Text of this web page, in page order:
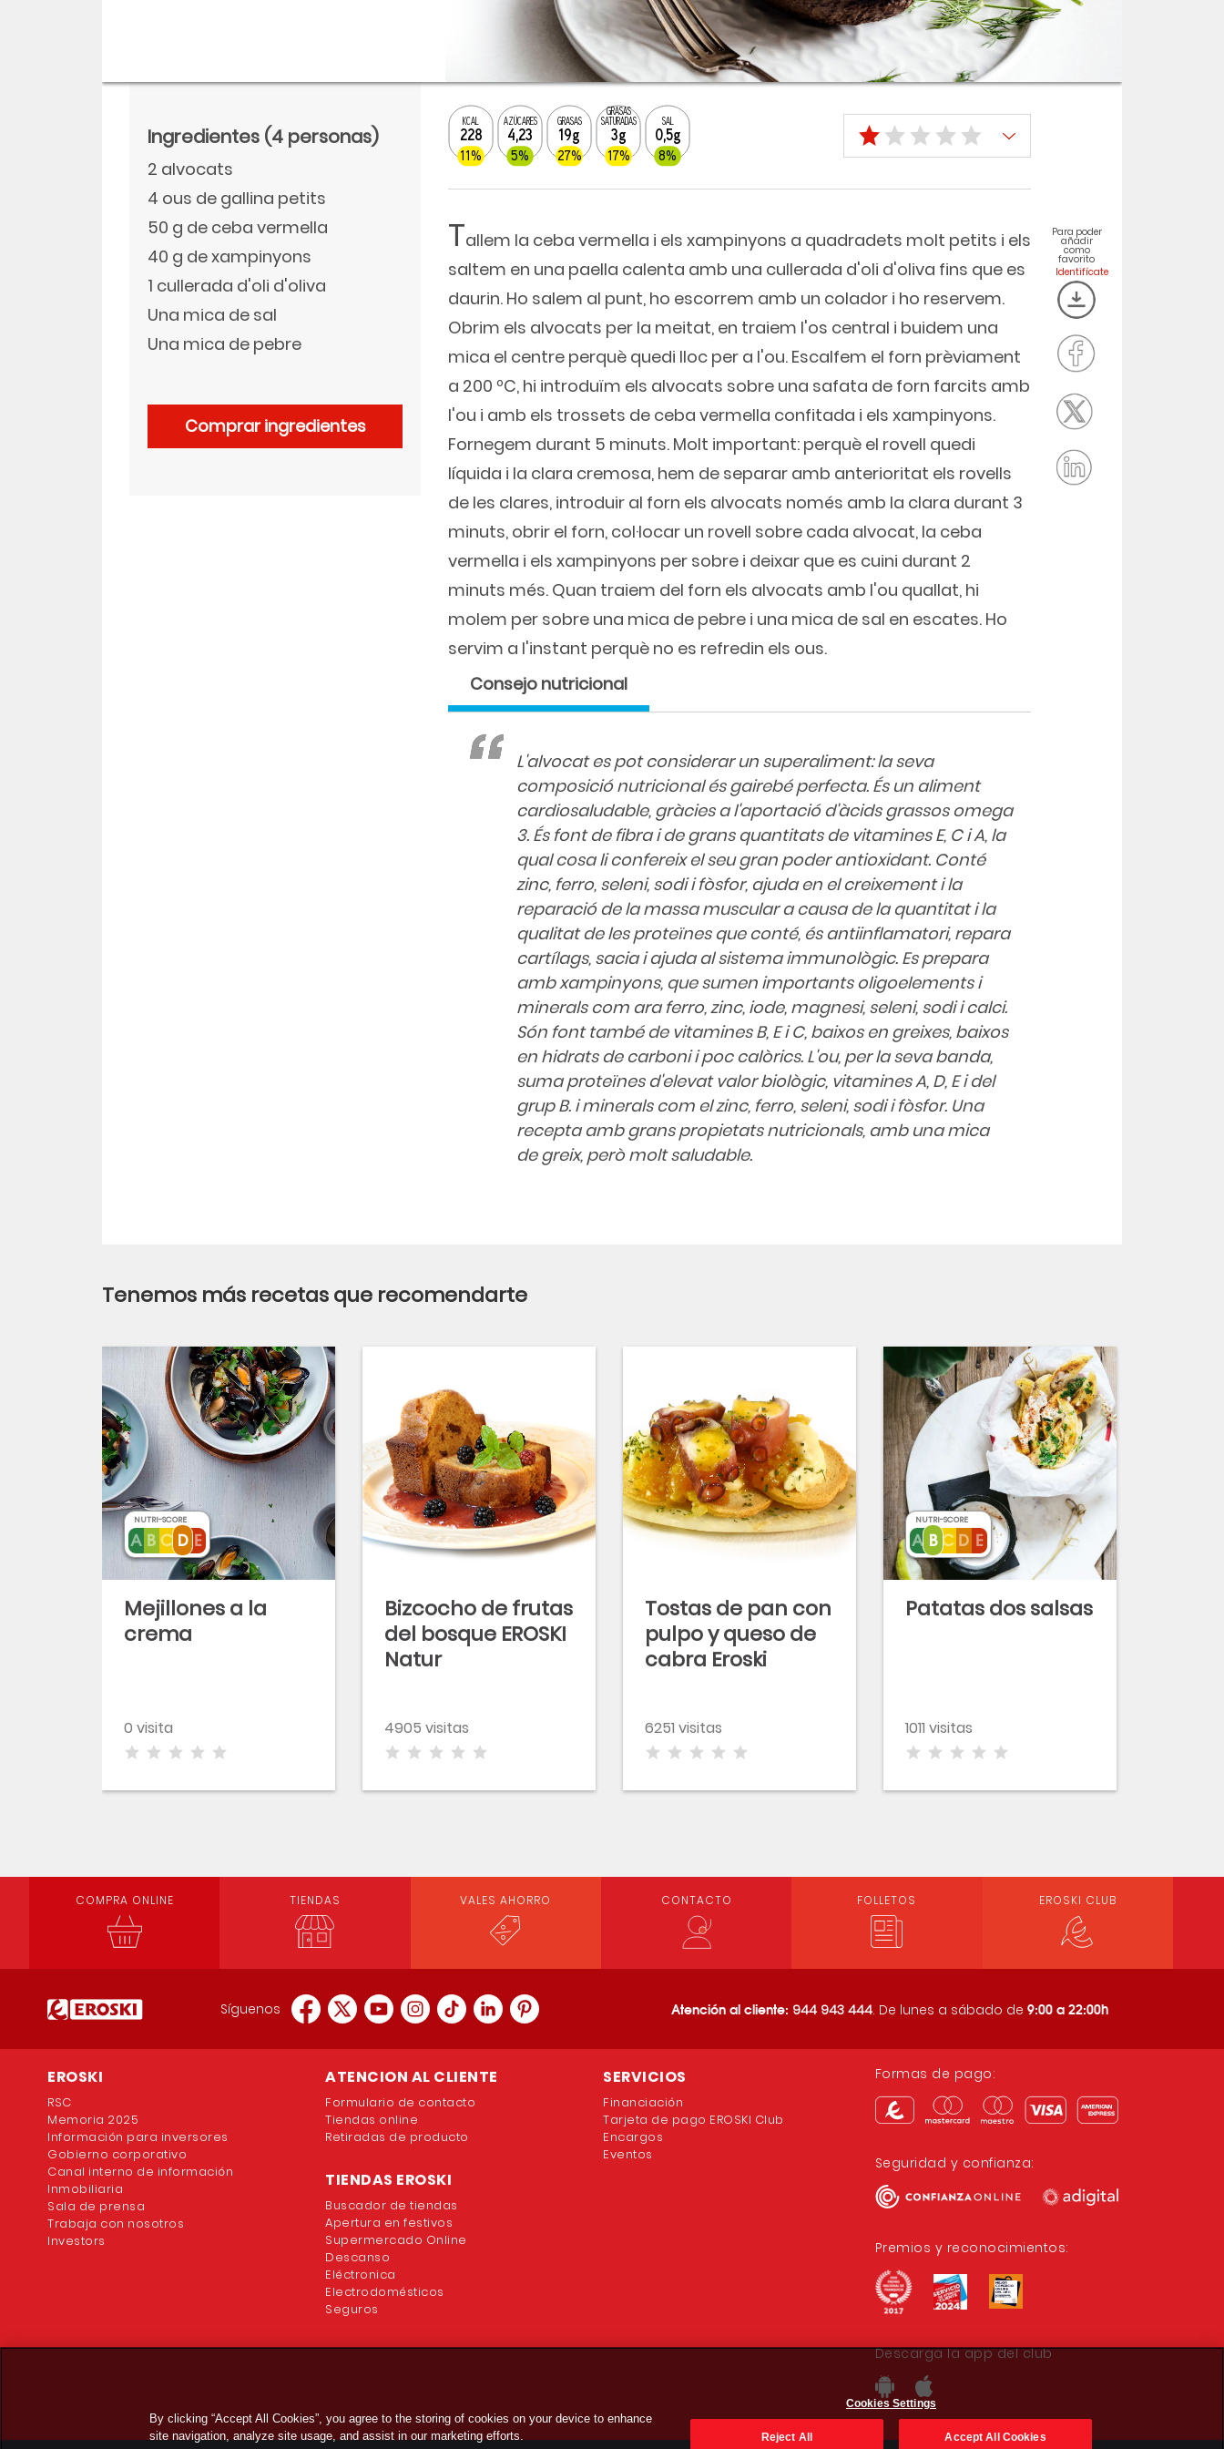
KCAL
228
11%
AZÚCARES
4,23
5%
GRASAS
19g
27%
GRASAS
SATURADAS
3g
17%
SAL
0,5g
8%
Tallem la ceba vermella i els xampinyons a quadradets molt petits i els
saltem en una paella calenta amb una cullerada d'oli d'oliva fins que es
daurin. Ho salem al punt, ho escorrem amb un colador i ho reservem.
Obrim els alvocats per la meitat, en traiem l'os central i buidem una
mica el centre perquè quedi lloc per a l'ou. Escalfem el forn prèviament
a 200 ºC, hi introduïm els alvocats sobre una safata de forn farcits amb
l'ou i amb els trossets de ceba vermella confitada i els xampinyons.
Fornegem durant 5 minuts. Molt important: perquè el rovell quedi
líquida i la clara cremosa, hem de separar amb anterioritat els rovells
de les clares, introduir al forn els alvocats només amb la clara durant 3
minuts, obrir el forn, col·locar un rovell sobre cada alvocat, la ceba
vermella i els xampinyons per sobre i deixar que es cuini durant 2
minuts més. Quan traiem del forn els alvocats amb l'ou quallat, hi
molem per sobre una mica de pebre i una mica de sal en escates. Ho
servim a l'instant perquè no es refredin els ous.
Consejo nutricional
L'alvocat es pot considerar un superaliment: la seva
composició nutricional és gairebé perfecta. És un aliment
cardiosaludable, gràcies a l'aportació d'àcids grassos omega
3. És font de fibra i de grans quantitats de vitamines E, C i A, la
qual cosa li confereix el seu gran poder antioxidant. Conté
zinc, ferro, seleni, sodi i fòsfor, ajuda en el creixement i la
reparació de la massa muscular a causa de la quantitat i la
qualitat de les proteïnes que conté, és antiinflamatori, repara
cartílags, sacia i ajuda al sistema immunològic. Es prepara
amb xampinyons, que sumen importants oligoelements i
minerals com ara ferro, zinc, iode, magnesi, seleni, sodi i calci.
Són font també de vitamines B, E i C, baixos en greixes, baixos
en hidrats de carboni i poc calòrics. L'ou, per la seva banda,
suma proteïnes d'elevat valor biològic, vitamines A, D, E i del
grup B. i minerals com el zinc, ferro, seleni, sodi i fòsfor. Una
recepta amb grans propietats nutricionals, amb una mica
de greix, però molt saludable.
Para poder
añadir
como
favorito
Ingredientes (4 personas)
2 alvocats
4 ous de gallina petits
50 g de ceba vermella
40 g de xampinyons
1 cullerada d'oli d'oliva
Una mica de sal
Una mica de pebre
Comprar ingredientes
Tenemos más recetas que recomendarte
Mejillones a la
crema
0 visita
NUTRI-SCORE
Bizcocho de frutas
del bosque EROSKI
Natur
4905 visitas
Tostas de pan con
pulpo y queso de
cabra Eroski
6251 visitas
Patatas dos salsas
1011 visitas
NUTRI-SCORE
COMPRA ONLINE TIENDAS VALES AHORRO CONTACTO FOLLETOS EROSKI CLUB
Síguenos Atención al cliente: 944 943 444. De lunes a sábado de 9:00 a 22:00h
EROSKI
RSC
Memoria 2025
Información para inversores
Gobierno corporativo
Canal interno de información
Inmobiliaria
Sala de prensa
Trabaja con nosotros
Investors
ATENCION AL CLIENTE
Formulario de contacto
Tiendas online
Retiradas de producto
TIENDAS EROSKI
Buscador de tiendas
Apertura en festivos
Supermercado Online
Descanso
Eléctronica
Electrodomésticos
Seguros
SERVICIOS
Financiación
Tarjeta de pago EROSKI Club
Encargos
Eventos
Formas de pago:
Seguridad y confianza:
Premios y reconocimientos:
Descarga la app del club
By clicking “Accept All Cookies”, you agree to the storing of cookies on your device to enhance
site navigation, analyze site usage, and assist in our marketing efforts.
Cookies Settings
Reject All Accept All Cookies